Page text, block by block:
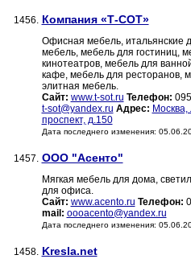
1456. Компания «Т-СОТ»
Офисная мебель, итальянские
мебель, мебель для гостиниц,
кинотеатров, мебель для
кафе, мебель для ресторанов,
элитная мебель.
Сайт: www.t-sot.ru Телефон:
t-sot@yandex.ru Адрес: Москва,
проспект, д.150
Дата последнего изменения:
1457. ООО "Асенто"
Мягкая мебель для дома,
для офиса.
Сайт: www.acento.ru Телефон:
mail: oooacento@yandex.ru
Дата последнего изменения:
1458. Kresla.net